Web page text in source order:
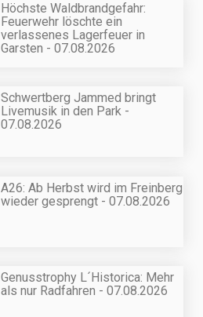
Höchste Waldbrandgefahr:
Feuerwehr löschte ein
verlassenes Lagerfeuer in
Garsten - 07.08.2026
Schwertberg Jammed bringt
Livemusik in den Park -
07.08.2026
A26: Ab Herbst wird im Freinberg
wieder gesprengt - 07.08.2026
Genusstrophy L´Historica: Mehr
als nur Radfahren - 07.08.2026